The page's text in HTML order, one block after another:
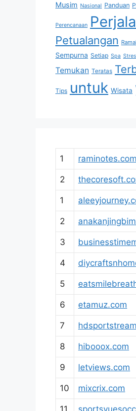
Musim Nasional Panduan
Perencanaan
Petualangan
Sempurna Setiap Spa Stres
Temukan Teratas
Tips untuk Wisata
1 raminotes.com
2
1
2
3
4
5
6 etamuz.com
7
8 hibooox.com
9 letviews.com
10 mixcrix.com
11